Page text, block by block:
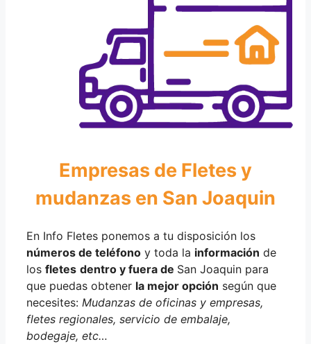
Empresas de Fletes y
mudanzas en San Joaquin
En Info Fletes ponemos a tu disposición los
números de teléfono y toda la información de
los fletes dentro y fuera de San Joaquin para
que puedas obtener la mejor opción según que
necesites: Mudanzas de oficinas y empresas,
fletes regionales, servicio de embalaje,
bodegaje, etc…